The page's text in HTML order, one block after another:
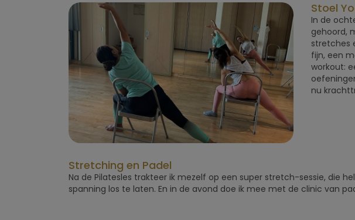
Stoel
In de
gehoord,
stretches
fijn, een
workout:
nu
Stretching en Padel
Na de Pilatesles trakteer ik mezelf op een super stretch-sessie, die
spanning los te laten. En in de avond doe ik mee met de clinic van